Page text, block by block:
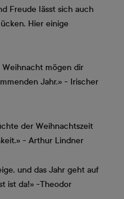
Freude lässt sich auch
Hier einige
mögen dir
Jahr.» - Irischer
der Weihnachtszeit
- Arthur Lindner
und das Jahr geht auf
ist da!» -Theodor